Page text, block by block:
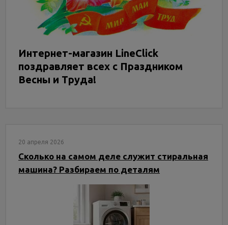
Интернет-магазин LineClick
поздравляет всех с Праздником
Весны и Труда!
20 апреля 2026
Сколько на самом деле служит стиральная
машина? Разбираем по деталям